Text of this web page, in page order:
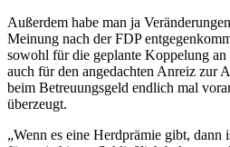
Außerdem habe man ja
Meinung nach der FDP
sowohl für die geplante Koppelung an
auch für den angedachten Anreiz zur
beim Betreuungsgeld endlich mal
überzeugt.
„Wenn es eine Herdprämie gibt, dann